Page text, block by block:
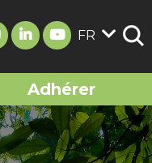
FR
Adhérer